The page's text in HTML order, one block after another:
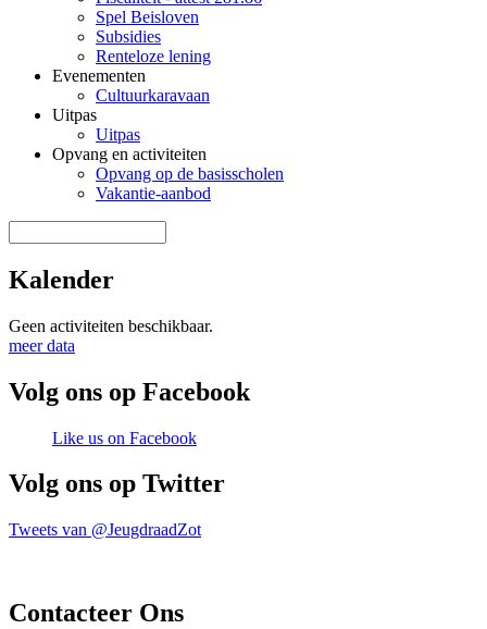
Spel Beisloven
Subsidies
Renteloze lening
Evenementen
Cultuurkaravaan
Uitpas
Uitpas
Opvang en activiteiten
Opvang op de basisscholen
Vakantie-aanbod
Kalender
Geen activiteiten beschikbaar.
meer data
Volg ons op Facebook
Like us on Facebook
Volg ons op Twitter
Tweets van @JeugdraadZot
Contacteer Ons